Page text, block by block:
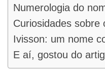
Numerologia do
Curiosidades sobre
Ivisson: um nome
E aí, gostou do